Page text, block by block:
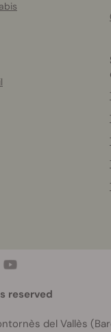
reserved
del Vallès